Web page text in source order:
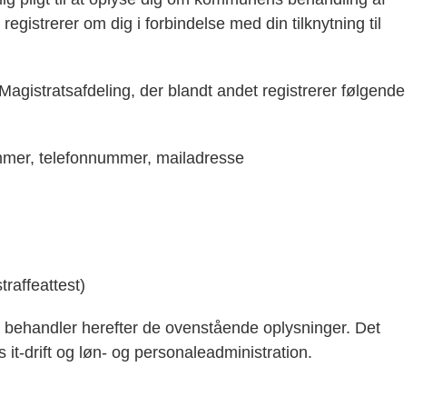
om dig i forbindelse med din tilknytning til
der blandt andet registrerer følgende
telefonnummer, mailadresse
herefter de ovenstående oplysninger. Det
drift og løn- og personaleadministration.